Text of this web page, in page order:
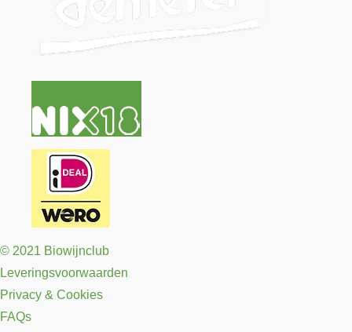
© 2021 Biowijnclub
Leveringsvoorwaarden
Privacy & Cookies
FAQs